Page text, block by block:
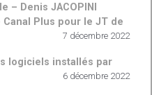
– Denis JACOPINI
Plus pour le JT de
7 décembre 2022
logiciels installés par
6 décembre 2022